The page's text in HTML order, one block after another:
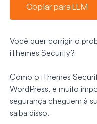
Copiar para LLM
Você quer corrigir o
iThemes Security?
Como o iThemes
WordPress, é muito
segurança cheguem à
saiba disso.